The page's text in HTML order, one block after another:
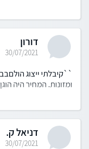
דורון
30/07/2021
``קיבלתי ייצוג
ומזונות. המחיר היה הוגן
דניאל ק.
30/07/2021